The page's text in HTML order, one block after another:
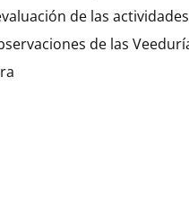
de las
de las